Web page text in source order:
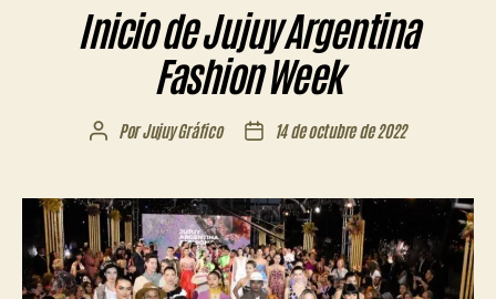
Inicio de Jujuy Argentina
Fashion Week
Autor
entrada
PorJujuy Gráfico
Fecha
entrada
14 de octubre de 2022